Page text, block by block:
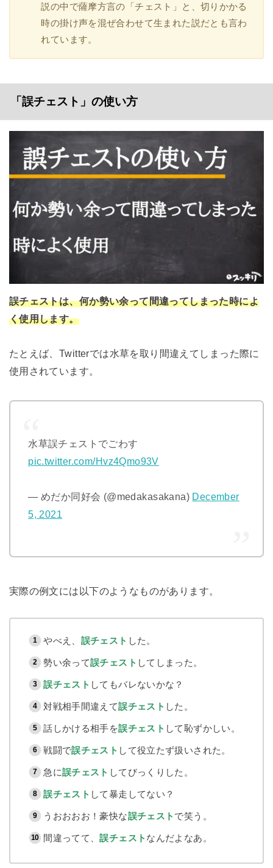
説の中で薩摩方言の「チェスト」と、切りかかる
時の掛け声を混ぜ合わせて生まれた説だとも言わ
れています。
「誤チェスト」の使い方
誤チェストは、何か勢い余って間違ってしまった時によ
く使用します。
たとえば、Twitterでは水草を取り間違えてしまった際に
使用されています。
水草誤チェストでごわす
pic.twitter.com/Hvz4Qmo93V
— めだか同好会 (@medakasakana) December
5, 2021
実際の例文には以下のようなものがあります。
やべえ、 誤チェスト した。
勢い余って誤チェスト してしまった。
誤チェスト してもバレないかな？
対戦相手間違えて誤チェスト した。
話しかける相手を誤チェスト して恥ずかしい。
戦闘で誤チェスト して役立たず扱いされた。
急に誤チェスト してびっくりした。
誤チェスト して暴走してない？
うおおおお！豪快な誤チェスト で笑う。
間違ってて、誤チェスト なんだよなあ。